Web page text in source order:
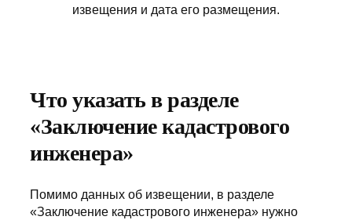
извещения и дата его размещения.
Что указать в разделе
«Заключение кадастрового
инженера»
Помимо данных об извещении, в разделе
«Заключение кадастрового инженера» нужно